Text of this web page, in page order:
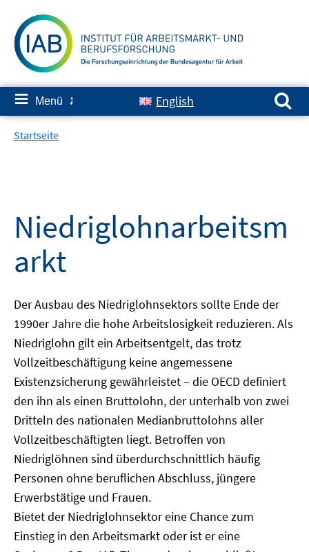
zum
Inhalt
≡ Menü ✘ English
Suchen nach:
Startseite
Niedriglohnarbeitsm
arkt
Der Ausbau des Niedriglohnsektors sollte Ende der
1990er Jahre die hohe Arbeitslosigkeit reduzieren. Als
Niedriglohn gilt ein Arbeitsentgelt, das trotz
Vollzeitbeschäftigung keine angemessene
Existenzsicherung gewährleistet – die OECD definiert
den ihn als einen Bruttolohn, der unterhalb von zwei
Dritteln des nationalen Medianbruttolohns aller
Vollzeitbeschäftigten liegt. Betroffen von
Niedriglöhnen sind überdurchschnittlich häufig
Personen ohne beruflichen Abschluss, jüngere
Erwerbstätige und Frauen.
Bietet der Niedriglohnsektor eine Chance zum
Einstieg in den Arbeitsmarkt oder ist er eine